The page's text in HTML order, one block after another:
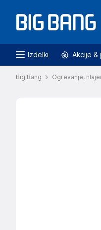
Izdelki Akcije &
Big Bang Ogrevanje,